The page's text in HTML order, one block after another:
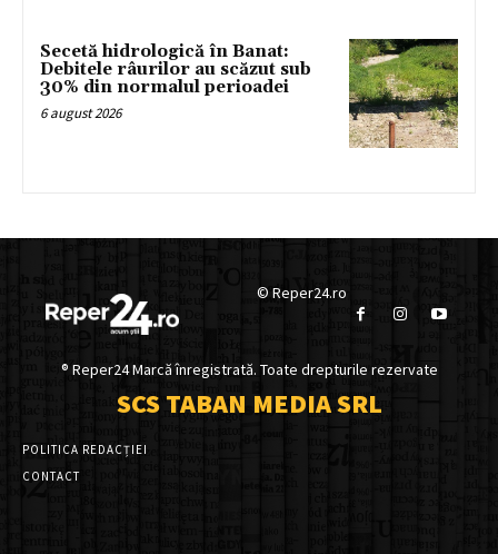
Secetă hidrologică în Banat:
Debitele râurilor au scăzut sub
30% din normalul perioadei
6 august 2026
© Reper24.ro
® Reper24 Marcă înregistrată. Toate drepturile rezervate
SCS TABAN MEDIA SRL
POLITICA REDACȚIEI
CONTACT